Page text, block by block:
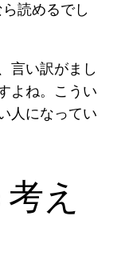
読めるでし
言い訳がまし
よね。こうい
人になってい
え